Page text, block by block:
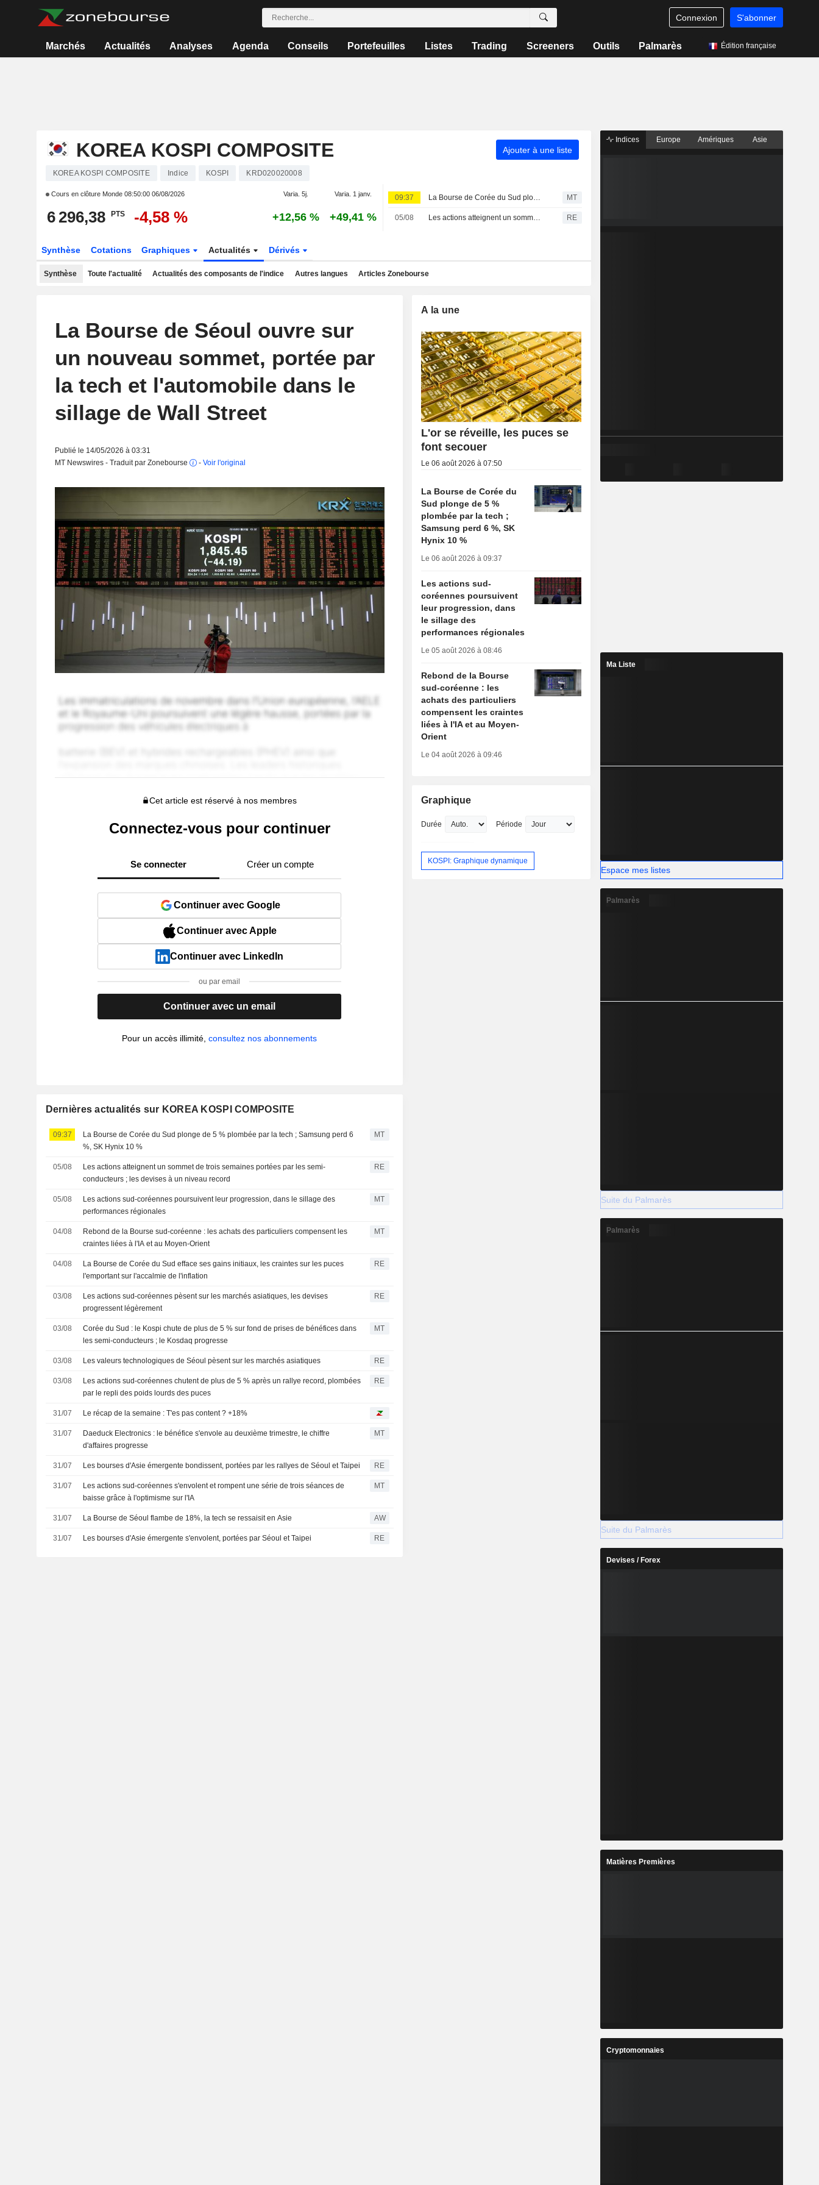
Connexion S'abonner
Marchés Actualités Analyses Agenda Conseils Portefeuilles Listes Trading Screeners Outils Palmarès Édition française
KOREA KOSPI COMPOSITE Ajouter à une liste
KOREA KOSPI COMPOSITE Indice KOSPI KRD020020008
Cours en clôture Monde 08:50:00 06/08/2026 Varia. 5j. Varia. 1 janv.
6 296,38 PTS -4,58 % +12,56 % +49,41 %
09:37 La Bourse de Corée du Sud plonge de 5 % plombée par la tech ; Samsung perd 6 %, SK Hynix 10 % MT
05/08 Les actions atteignent un sommet de trois semaines portées par les semi-conducteurs ; les devises à un niveau record RE
Synthèse Cotations Graphiques Actualités Dérivés
Synthèse Toute l'actualité Actualités des composants de l'indice Autres langues Articles Zonebourse
La Bourse de Séoul ouvre sur
un nouveau sommet, portée par
la tech et l'automobile dans le
sillage de Wall Street
Publié le 14/05/2026 à 03:31
MT Newswires - Traduit par Zonebourse
- Voir l'original
Cet article est réservé à nos membres
Connectez-vous pour continuer
Se connecter Créer un compte
Continuer avec Google
Continuer avec Apple
Continuer avec LinkedIn
ou par email
Continuer avec un email
Pour un accès illimité,consultez nos abonnements
Dernières actualités sur KOREA KOSPI COMPOSITE
09:37
La Bourse de Corée du Sud plonge de 5 % plombée par la tech ; Samsung perd 6
%, SK Hynix 10 %
MT
05/08
Les actions atteignent un sommet de trois semaines portées par les semi-
conducteurs ; les devises à un niveau record
RE
05/08
Les actions sud-coréennes poursuivent leur progression, dans le sillage des
performances régionales
MT
04/08
Rebond de la Bourse sud-coréenne : les achats des particuliers compensent les
craintes liées à l'IA et au Moyen-Orient
MT
04/08
La Bourse de Corée du Sud efface ses gains initiaux, les craintes sur les puces
l'emportant sur l'accalmie de l'inflation
RE
03/08
Les actions sud-coréennes pèsent sur les marchés asiatiques, les devises
progressent légèrement
RE
03/08
Corée du Sud : le Kospi chute de plus de 5 % sur fond de prises de bénéfices dans
les semi-conducteurs ; le Kosdaq progresse
MT
03/08 Les valeurs technologiques de Séoul pèsent sur les marchés asiatiques RE
03/08
Les actions sud-coréennes chutent de plus de 5 % après un rallye record, plombées
par le repli des poids lourds des puces
RE
31/07 Le récap de la semaine : T'es pas content ? +18%
31/07
Daeduck Electronics : le bénéfice s'envole au deuxième trimestre, le chiffre
d'affaires progresse
MT
31/07 Les bourses d'Asie émergente bondissent, portées par les rallyes de Séoul et Taipei RE
31/07
Les actions sud-coréennes s'envolent et rompent une série de trois séances de
baisse grâce à l'optimisme sur l'IA
MT
31/07 La Bourse de Séoul flambe de 18%, la tech se ressaisit en Asie AW
31/07 Les bourses d'Asie émergente s'envolent, portées par Séoul et Taipei RE
A la une
L'or se réveille, les puces se
font secouer
Le 06 août 2026 à 07:50
La Bourse de Corée du
Sud plonge de 5 %
plombée par la tech ;
Samsung perd 6 %, SK
Hynix 10 %
Le 06 août 2026 à 09:37
Les actions sud-
coréennes poursuivent
leur progression, dans
le sillage des
performances régionales
Le 05 août 2026 à 08:46
Rebond de la Bourse
sud-coréenne : les
achats des particuliers
compensent les craintes
liées à l'IA et au Moyen-
Orient
Le 04 août 2026 à 09:46
Graphique
Durée Période
KOSPI: Graphique dynamique
Indices Europe Amériques Asie
Ma Liste
Espace mes listes
Palmarès
Suite du Palmarès
Palmarès
Suite du Palmarès
Devises / Forex
Matières Premières
Cryptomonnaies